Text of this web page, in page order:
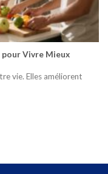
Vivre Mieux
vie. Elles améliorent